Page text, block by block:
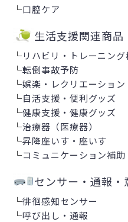
└口腔ケア
生活支援関連商品
└リハビリ・トレーニング
└転倒事故予防
└娯楽・レクリエーション
└自活支援・便利グッズ
└健康支援・健康グッズ
└治療器（医療器）
└昇降座いす・座いす
└コミュニケーション補助
センサー・通報・
└徘徊感知センサー
└呼び出し・通報